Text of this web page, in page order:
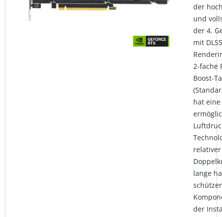
der
und
der 4.
mit
2-fache
Boost-
hat
lange
der